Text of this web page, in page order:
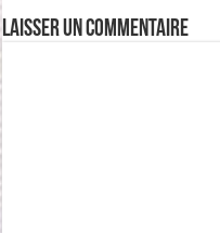
Laisser un commentaire